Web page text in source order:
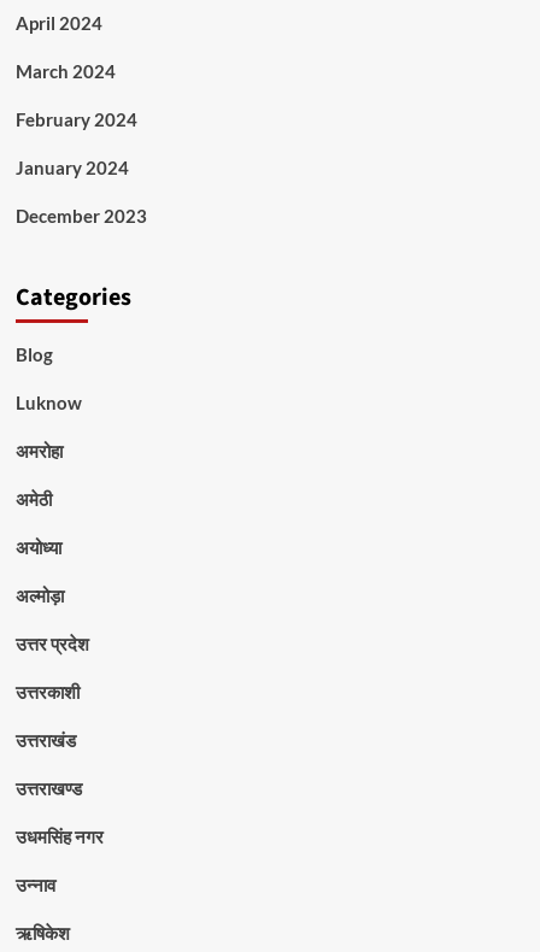
April 2024
March 2024
February 2024
January 2024
December 2023
Categories
Blog
Luknow
अमरोहा
अमेठी
अयोध्या
अल्मोड़ा
उत्तर प्रदेश
उत्तरकाशी
उत्तराखंड
उत्तराखण्ड
उधमसिंह नगर
उन्नाव
ऋषिकेश